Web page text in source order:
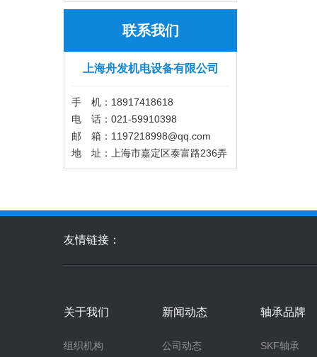
联系我们
上海舟发机电设备有限公司
手 机：18917418618
电 话：021-59910398
邮 箱：1197218998@qq.com
地 址：上海市嘉定区泰富路236弄
友情链接：
关于我们
组织机构
新闻动态
公司动态
轴承品牌
SKF轴承